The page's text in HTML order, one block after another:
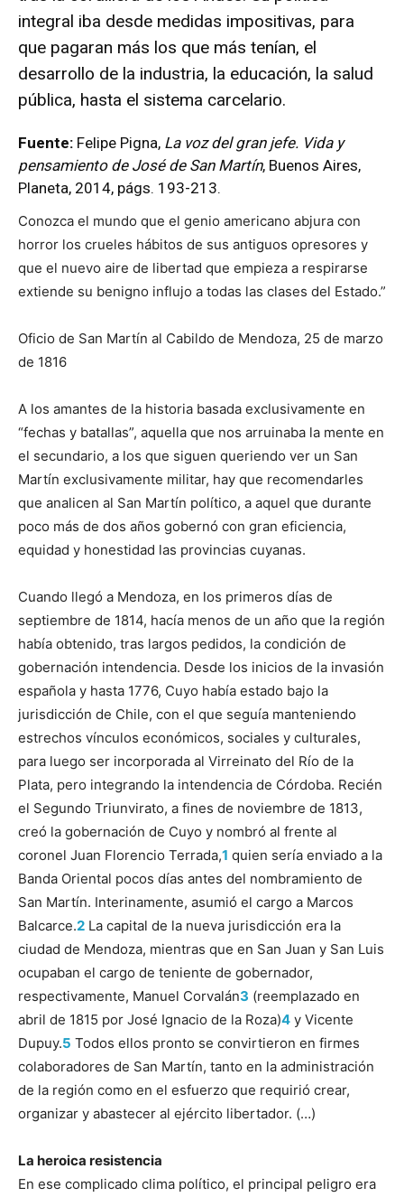
integral iba desde medidas impositivas, para
que pagaran más los que más tenían, el
desarrollo de la industria, la educación, la salud
pública, hasta el sistema carcelario.
Fuente: Felipe Pigna, La voz del gran jefe. Vida y
pensamiento de José de San Martín, Buenos Aires,
Planeta, 2014, págs. 193-213.
Conozca el mundo que el genio americano abjura con
horror los crueles hábitos de sus antiguos opresores y
que el nuevo aire de libertad que empieza a respirarse
extiende su benigno influjo a todas las clases del Estado.”
Oficio de San Martín al Cabildo de Mendoza, 25 de marzo
de 1816
A los amantes de la historia basada exclusivamente en
“fechas y batallas”, aquella que nos arruinaba la mente en
el secundario, a los que siguen queriendo ver un San
Martín exclusivamente militar, hay que recomendarles
que analicen al San Martín político, a aquel que durante
poco más de dos años gobernó con gran eficiencia,
equidad y honestidad las provincias cuyanas.
Cuando llegó a Mendoza, en los primeros días de
septiembre de 1814, hacía menos de un año que la región
había obtenido, tras largos pedidos, la condición de
gobernación intendencia. Desde los inicios de la invasión
española y hasta 1776, Cuyo había estado bajo la
jurisdicción de Chile, con el que seguía manteniendo
estrechos vínculos económicos, sociales y culturales,
para luego ser incorporada al Virreinato del Río de la
Plata, pero integrando la intendencia de Córdoba. Recién
el Segundo Triunvirato, a fines de noviembre de 1813,
creó la gobernación de Cuyo y nombró al frente al
coronel Juan Florencio Terrada,1 quien sería enviado a la
Banda Oriental pocos días antes del nombramiento de
San Martín. Interinamente, asumió el cargo a Marcos
Balcarce.2 La capital de la nueva jurisdicción era la
ciudad de Mendoza, mientras que en San Juan y San Luis
ocupaban el cargo de teniente de gobernador,
respectivamente, Manuel Corvalán3 (reemplazado en
abril de 1815 por José Ignacio de la Roza)4 y Vicente
Dupuy.5 Todos ellos pronto se convirtieron en firmes
colaboradores de San Martín, tanto en la administración
de la región como en el esfuerzo que requirió crear,
organizar y abastecer al ejército libertador. (…)
La heroica resistencia
En ese complicado clima político, el principal peligro era